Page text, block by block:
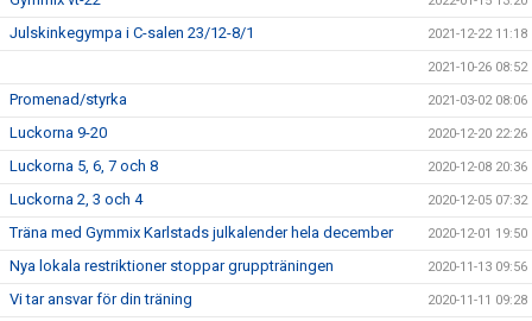
Julskinkegympa i C-salen 23/12-8/1 2021-12-22 11:18
2021-10-26 08:52
Promenad/styrka 2021-03-02 08:06
Luckorna 9-20 2020-12-20 22:26
Luckorna 5, 6, 7 och 8 2020-12-08 20:36
Luckorna 2, 3 och 4 2020-12-05 07:32
Träna med Gymmix Karlstads julkalender hela december 2020-12-01 19:50
Nya lokala restriktioner stoppar gruppträningen 2020-11-13 09:56
Vi tar ansvar för din träning 2020-11-11 09:28